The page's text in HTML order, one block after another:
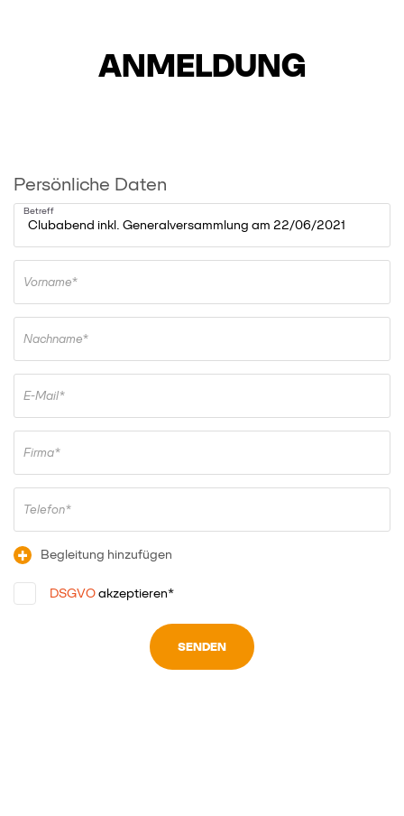
ANMELDUNG
Persönliche Daten
Betreff
Vorname*
Nachname*
E-Mail*
Firma*
Telefon*
+ Begleitung hinzufügen
DSGVOakzeptieren*
SENDEN